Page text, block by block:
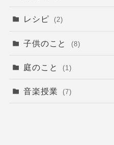
レシピ (2)
子供のこと (8)
庭のこと (1)
音楽授業 (7)